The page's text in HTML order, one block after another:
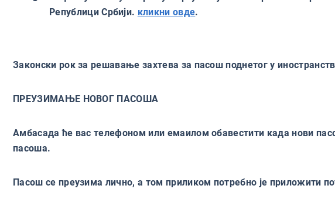
Републици Србији. кликни овде.
Законски рок за решавање захтева за пасош поднетог у
ПРЕУЗИМАЊЕ НОВОГ ПАСОША
Амбасада ће вас телефоном или емаилом обавестити када нови
пасоша.
Пасош се преузима лично, а том приликом потребно је приложити